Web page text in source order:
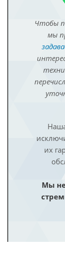
Чтобы
мы
их
Мы